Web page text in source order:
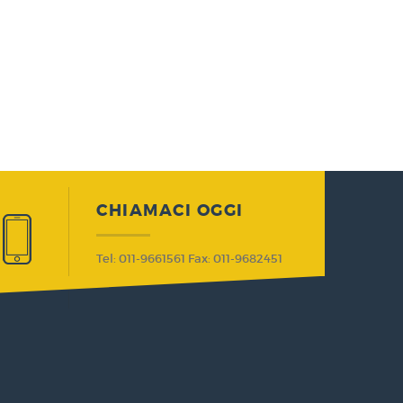
CHIAMACI OGGI
Tel: 011-9661561 Fax: 011-9682451